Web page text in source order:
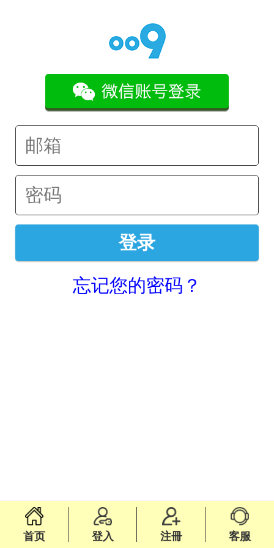
忘记您的密码？
首页 登入 注冊 客服